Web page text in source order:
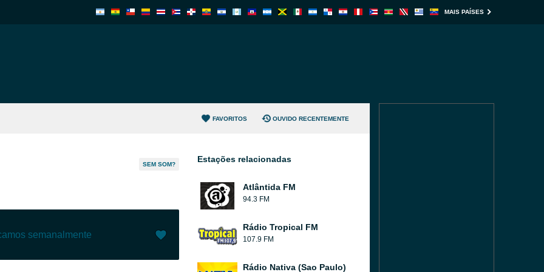
MAIS PAÍSES
FAVORITOS OUVIDO RECENTEMENTE
SEM SOM?
semanalmente
Estações relacionadas
Atlântida FM
94.3 FM
Rádio Tropical FM
107.9 FM
Rádio Nativa (Sao Paulo)